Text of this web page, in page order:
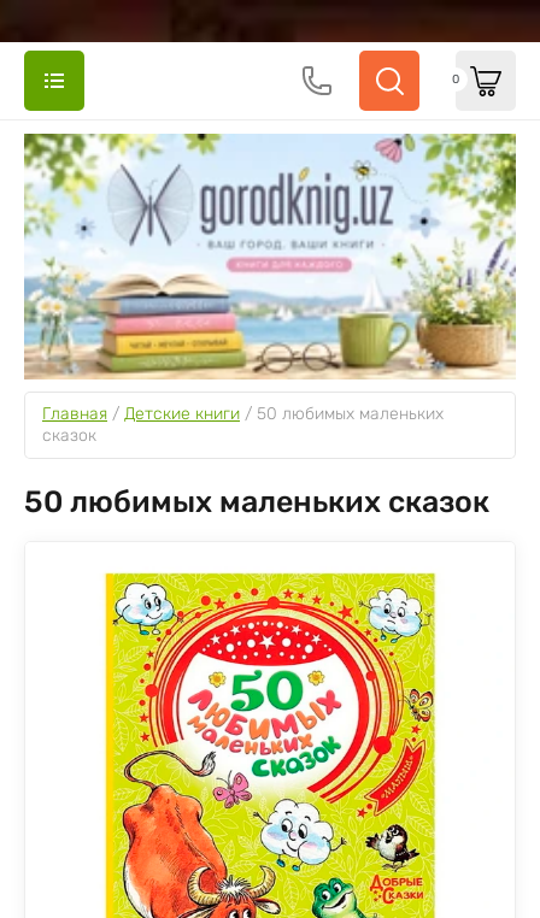
0
Главная / Детские книги / 50 любимых маленьких
сказок
50 любимых маленьких сказок